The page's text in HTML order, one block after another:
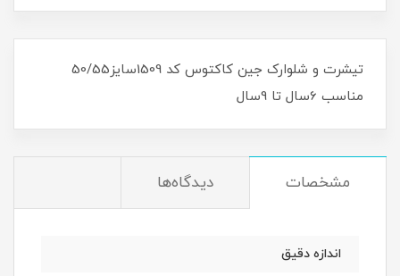
تیشرت و شلوارک جین کاکتوس کد 1509سایز50/55
مناسب 6سال تا 9سال
مشخصات دیدگاه‌ها
اندازه دقیق